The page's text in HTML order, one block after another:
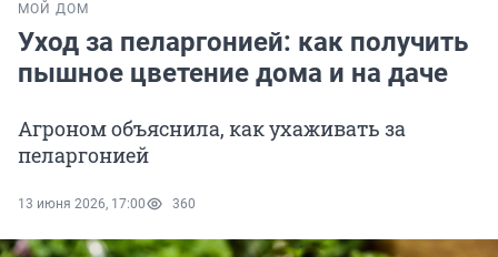
МОЙ ДОМ
Уход за пеларгонией: как получить
пышное цветение дома и на даче
Агроном объяснила, как ухаживать за
пеларгонией
13 июня 2026, 17:00 360